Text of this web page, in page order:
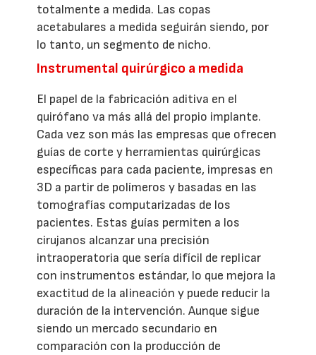
totalmente a medida. Las copas
acetabulares a medida seguirán siendo, por
lo tanto, un segmento de nicho.
Instrumental quirúrgico a medida
El papel de la fabricación aditiva en el
quirófano va más allá del propio implante.
Cada vez son más las empresas que ofrecen
guías de corte y herramientas quirúrgicas
específicas para cada paciente, impresas en
3D a partir de polímeros y basadas en las
tomografías computarizadas de los
pacientes. Estas guías permiten a los
cirujanos alcanzar una precisión
intraoperatoria que sería difícil de replicar
con instrumentos estándar, lo que mejora la
exactitud de la alineación y puede reducir la
duración de la intervención. Aunque sigue
siendo un mercado secundario en
comparación con la producción de